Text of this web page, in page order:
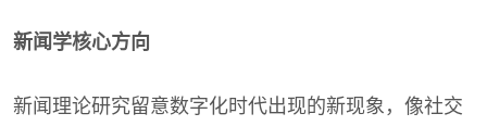
新闻学核心方向
新闻理论研究留意数字化时代出现的新现象，像社交